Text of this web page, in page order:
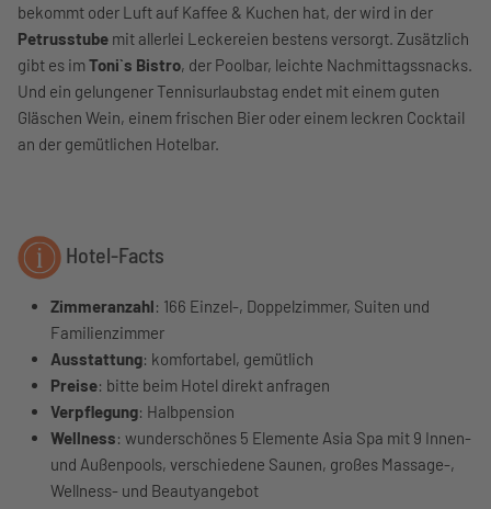
bekommt oder Luft auf Kaffee & Kuchen hat, der wird in der
Petrusstube mit allerlei Leckereien bestens versorgt. Zusätzlich
gibt es imToni`s Bistro, der Poolbar, leichte Nachmittagssnacks.
Und ein gelungener Tennisurlaubstag endet mit einem guten
Gläschen Wein, einem frischen Bier oder einem leckren Cocktail
an der gemütlichen Hotelbar.
Hotel-Facts
Zimmeranzahl: 166 Einzel-, Doppelzimmer, Suiten und
Familienzimmer
Ausstattung: komfortabel, gemütlich
Preise: bitte beim Hotel direkt anfragen
Verpflegung: Halbpension
Wellness: wunderschönes 5 Elemente Asia Spa mit 9 Innen-
und Außenpools, verschiedene Saunen, großes Massage-,
Wellness- und Beautyangebot